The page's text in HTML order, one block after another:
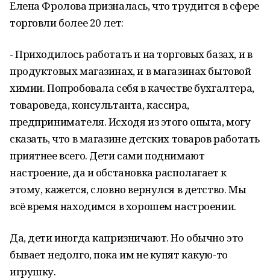
Елена Фролова призналась, что трудится в сфере
торговли более 20 лет:
- Приходилось работать и на торговых базах, и в
продуктовых магазинах, и в магазинах бытовой
химии. Попробовала себя в качестве бухгалтера,
товароведа, консультанта, кассира,
предпринимателя. Исходя из этого опыта, могу
сказать, что в магазине детских товаров работать
приятнее всего. Дети сами поднимают
настроение, да и обстановка располагает к
этому, кажется, словно вернулся в детство. Мы
всё время находимся в хорошем настроении.
Да, дети иногда капризничают. Но обычно это
бывает недолго, пока им не купят какую-то
игрушку.